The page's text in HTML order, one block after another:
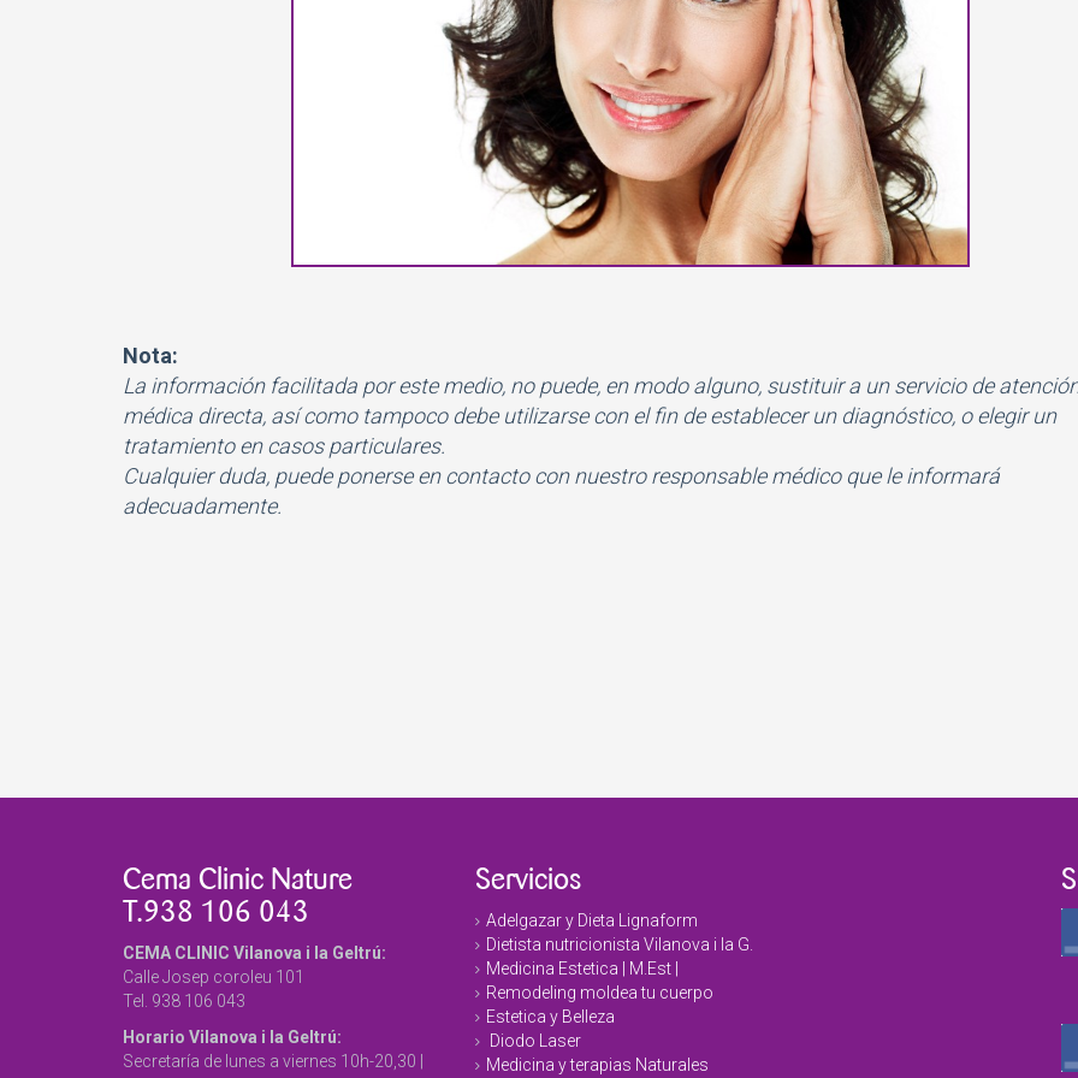
Nota:
La información facilitada por este medio, no puede, en modo alguno, sustituir a un servicio de
médica directa, así como tampoco debe utilizarse con el fin de establecer un diagnóstico, o elegir un
tratamiento en casos particulares.
Cualquier duda, puede ponerse en contacto con nuestro responsable médico que le informará
adecuadamente.
Cema Clinic Nature
T.938 106 043
CEMA CLINIC Vilanova i la Geltrú:
Calle Josep coroleu 101
Tel. 938 106 043
Horario Vilanova i la Geltrú:
Secretaría de lunes a viernes 10h-20,30 |
Servicios
Adelgazar y Dieta Lignaform
Dietista nutricionista Vilanova i la G.
Medicina Estetica | M.Est |
Remodeling moldea tu cuerpo
Estetica y Belleza
Diodo Laser
Medicina y terapias Naturales